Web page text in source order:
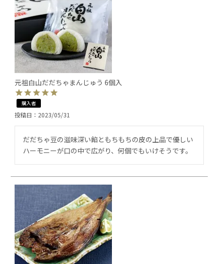
元祖白山だだちゃまんじゅう 6個入
購入者
投稿日 2023/05/31
だだちゃ豆の滋味深い餡ともちもちの皮の上品で優しい
ハーモニーが口の中で広がり、何個でもいけそうです。